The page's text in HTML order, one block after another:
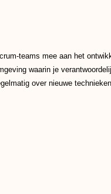
teams mee aan het
waarin je
over nieuwe